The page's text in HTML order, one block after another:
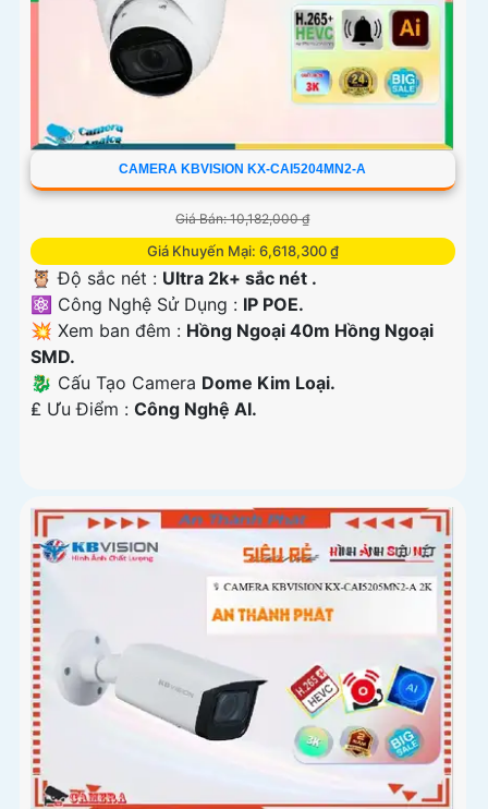
CAMERA KBVISION KX-CAI5204MN2-A
Giá Bán: 10,182,000 ₫
Giá Khuyến Mại: 6,618,300 ₫
🦉 Độ sắc nét : Ultra 2k+ sắc nét .
⚛️ Công Nghệ Sử Dụng : IP POE.
💥 Xem ban đêm : Hồng Ngoại 40m Hồng Ngoại
SMD.
🐉️ Cấu Tạo Camera Dome Kim Loại.
️₤ Ưu Điểm : Công Nghệ AI.